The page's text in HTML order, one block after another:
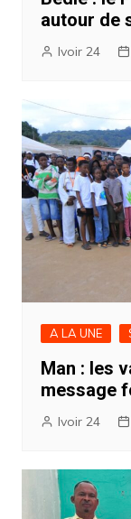
autour de
Ivoir 24
A LA UNE
Man : les
message
Ivoir 24